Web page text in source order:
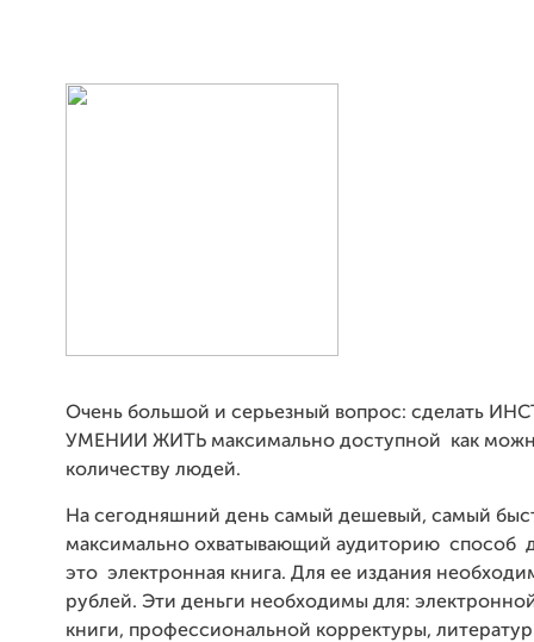
Очень большой и серьезный вопрос: сделать
УМЕНИИ ЖИТЬ максимально доступной как
количеству людей.
На сегодняшний день самый дешевый, самый
максимально охватывающий аудиторию способ
это электронная книга. Для ее издания
рублей. Эти деньги необходимы для:
книги, профессиональной корректуры,